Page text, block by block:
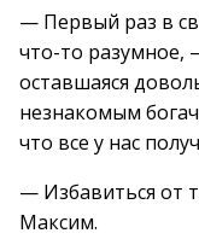
— Первый раз в
что-то
оставшаяся
незнакомым
что все у нас
— Избавиться от
Максим.